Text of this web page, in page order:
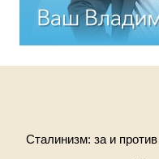
Сталинизм: за и против